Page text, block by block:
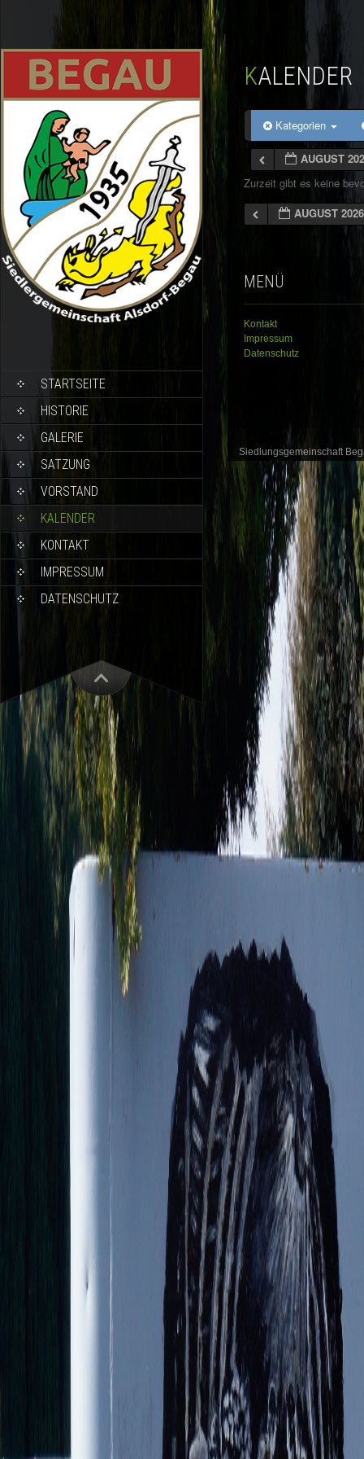
STARTSEITE
HISTORIE
GALERIE
SATZUNG
VORSTAND
KALENDER
KONTAKT
IMPRESSUM
DATENSCHUTZ
KALENDER
Kategorien
AUGUST
Zurzeit gibt es keine
AUGUST 2026
MENÜ
Kontakt
Impressum
Datenschutz
Siedlungsgemeinschaft